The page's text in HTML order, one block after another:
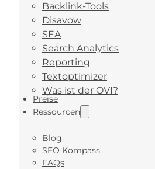
Backlink-Tools
Disavow
SEA
Search Analytics
Reporting
Textoptimizer
Was ist der OVI?
Preise
Ressourcen
Blog
SEO Kompass
FAQs